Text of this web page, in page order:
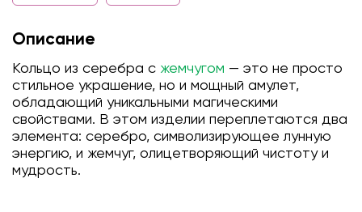
Описание
Кольцо из серебра с жемчугом — это не просто
стильное украшение, но и мощный амулет,
обладающий уникальными магическими
свойствами. В этом изделии переплетаются два
элемента: серебро, символизирующее лунную
энергию, и жемчуг, олицетворяющий чистоту и
мудрость.